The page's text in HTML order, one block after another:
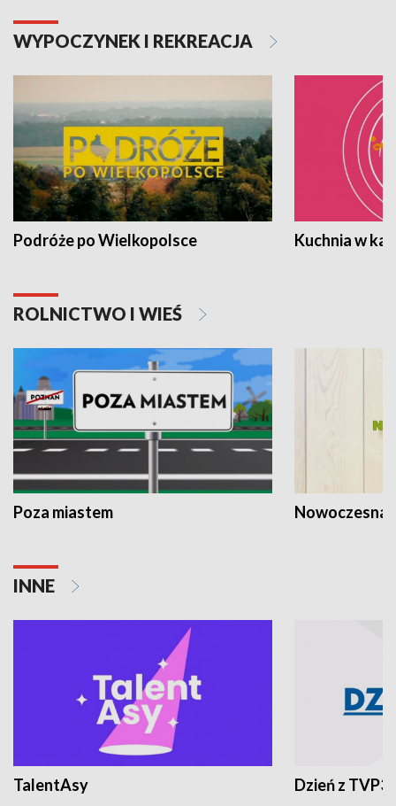
WYPOCZYNEK I REKREACJA
Podróże po Wielkopolsce Kuchnia w
ROLNICTWO I WIEŚ
Poza miastem Nowoczesna
INNE
TalentAsy Dzień z TVP3